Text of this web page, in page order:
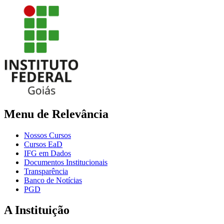
Menu de Relevância
Nossos Cursos
Cursos EaD
IFG em Dados
Documentos Institucionais
Transparência
Banco de Notícias
PGD
A Instituição